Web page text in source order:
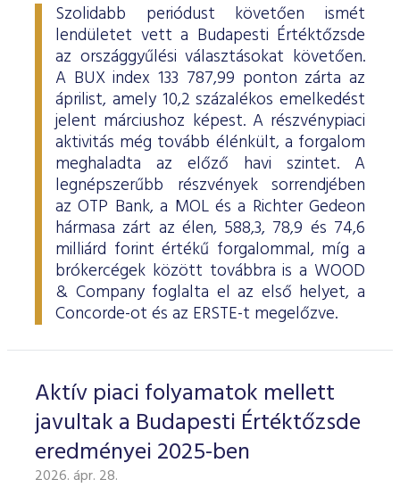
Szolidabb periódust követően ismét
lendületet vett a Budapesti Értéktőzsde
az országgyűlési választásokat követően.
A BUX index 133 787,99 ponton zárta az
áprilist, amely 10,2 százalékos emelkedést
jelent márciushoz képest. A részvénypiaci
aktivitás még tovább élénkült, a forgalom
meghaladta az előző havi szintet. A
legnépszerűbb részvények sorrendjében
az OTP Bank, a MOL és a Richter Gedeon
hármasa zárt az élen, 588,3, 78,9 és 74,6
milliárd forint értékű forgalommal, míg a
brókercégek között továbbra is a WOOD
& Company foglalta el az első helyet, a
Concorde-ot és az ERSTE-t megelőzve.
Aktív piaci folyamatok mellett
javultak a Budapesti Értéktőzsde
eredményei 2025-ben
2026. ápr. 28.